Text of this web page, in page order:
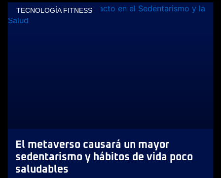
TECNOLOGÍA FITNESS
El metaverso causará un mayor
sedentarismo y hábitos de vida poco
saludables